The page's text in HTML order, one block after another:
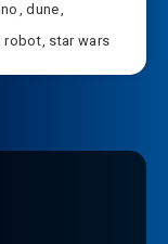
,dune,
,robot star wars